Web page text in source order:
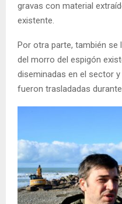
gravas con material
existente.
Por otra parte, también se
del morro del espigón
diseminadas en el sector
fueron trasladadas